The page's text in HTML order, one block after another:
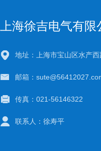
上海徐吉电气有限
地址：上海市宝山区水产
邮箱：
传真：021-56146322
联系人：徐寿平